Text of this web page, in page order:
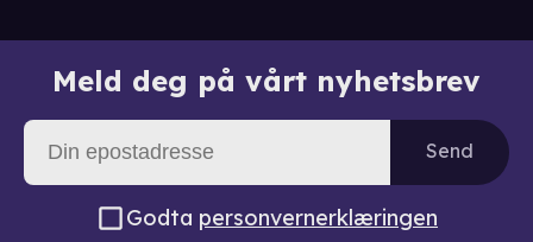
Meld deg på vårt nyhetsbrev
Send
Godta personvernerklæringen